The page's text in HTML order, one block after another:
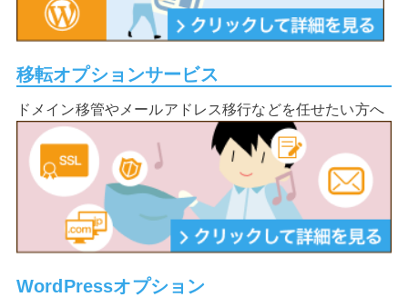
移転オプションサービス
ドメイン移管やメールアドレス移行などを任せたい方へ
WordPressオプション